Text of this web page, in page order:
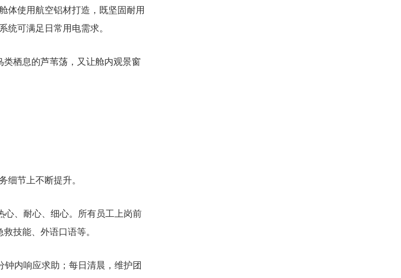
体使用航空铝材打造，既坚固耐用
统可满足日常用电需求。
栖息的芦苇荡，又让舱内观景窗
细节上不断提升。
心、耐心、细心。所有员工上岗前
技能、外语口语等。
内响应求助；每日清晨，维护团